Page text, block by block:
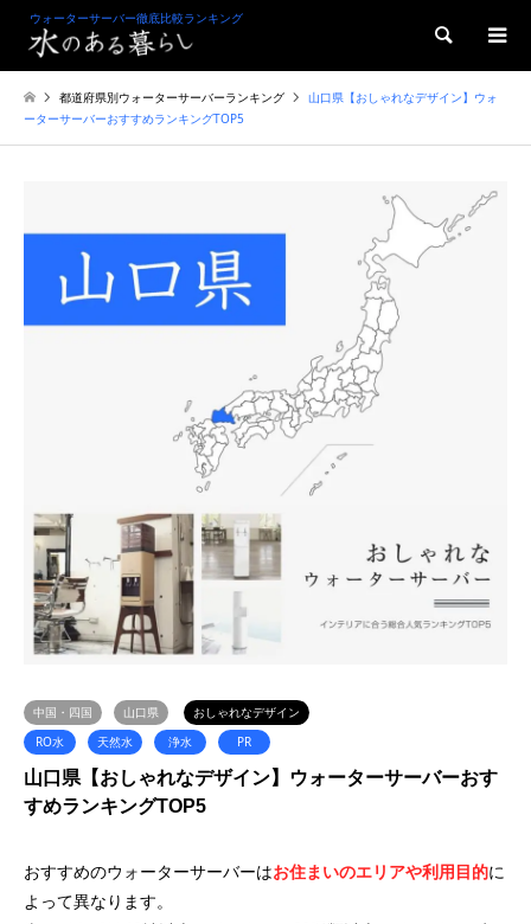
ウォーターサーバー徹底比較ランキング
検索
都道府県別ウォーターサーバーランキング
山口県【おしゃれなデザイン】ウォ
ーターサーバーおすすめランキングTOP5
中国・四国 山口県
おしゃれなデザイン
RO水
天然水 浄水 PR
山口県【おしゃれなデザイン】ウォーターサーバーおす
すめランキングTOP5
おすすめのウォーターサーバーはお住まいのエリアや利用目的に
よって異なります。